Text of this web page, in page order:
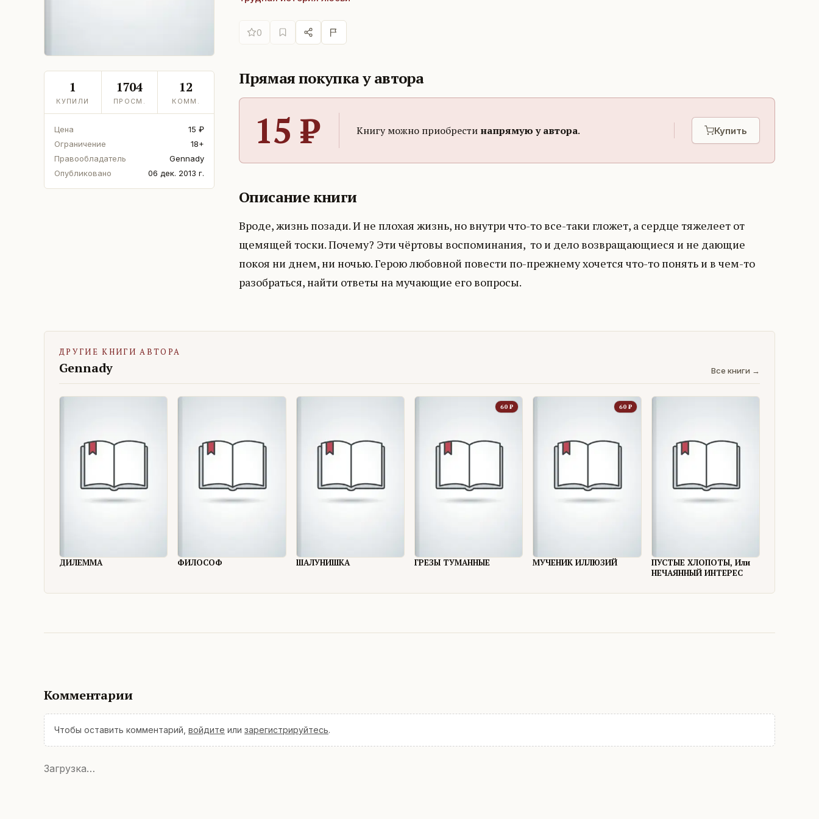
1
КУПИЛИ
1704
ПРОСМ.
12
КОММ.
Цена
15 ₽
Ограничение
18+
Правообладатель
Gennady
Опубликовано
06 дек. 2013 г.
0
Прямая покупка у автора
15 ₽ Книгу можно приобрести напрямую у автора. Купить
Описание книги
Вроде, жизнь позади. И не плохая жизнь, но внутри что-то все-таки гложет, а сердце тяжелеет от
щемящей тоски. Почему? Эти чёртовы воспоминания, то и дело возвращающиеся и не дающие
покоя ни днем, ни ночью. Герою любовной повести по-прежнему хочется что-то понять и в чем-то
разобраться, найти ответы на мучающие его вопросы.
ДРУГИЕ КНИГИ АВТОРА
Gennady Все книги →
ДИЛЕММА ФИЛОСОФ ШАЛУНИШКА
60 ₽
ГРЕЗЫ ТУМАННЫЕ
60₽
МУЧЕНИК ИЛЛЮЗИЙ
ПУСТЫЕ ХЛОПОТЫ, Или
НЕЧАЯННЫЙ ИНТЕРЕС
Комментарии
Чтобы оставить комментарий, войдите или зарегистрируйтесь.
Загрузка…